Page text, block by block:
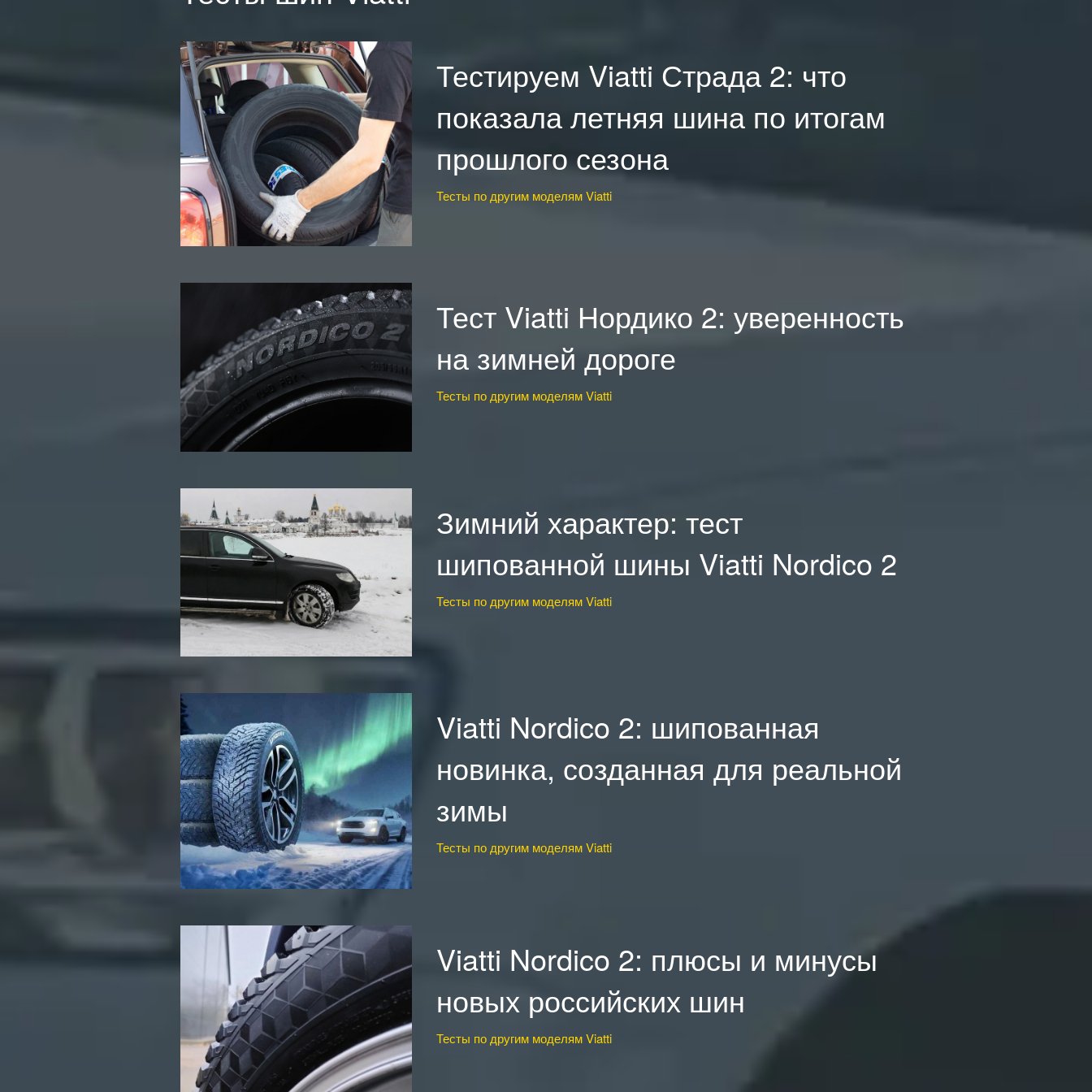
Тестируем Viatti Страда 2: что
показала летняя шина по итогам
прошлого сезона
Тесты по другим моделям Viatti
Тест Viatti Нордико 2: уверенность
на зимней дороге
Тесты по другим моделям Viatti
Зимний характер: тест
шипованной шины Viatti Nordico 2
Тесты по другим моделям Viatti
Viatti Nordico 2: шипованная
новинка, созданная для реальной
зимы
Тесты по другим моделям Viatti
Viatti Nordico 2: плюсы и минусы
новых российских шин
Тесты по другим моделям Viatti